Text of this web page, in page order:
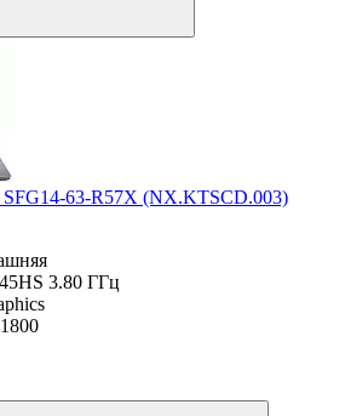
63-R57X (NX.KTSCD.003)
3.80 ГГц